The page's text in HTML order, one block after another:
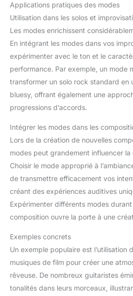
Applications pratiques des modes
Utilisation dans les solos et
Les modes enrichissent
En intégrant les modes dans vos
expérimenter avec le ton et le
performance. Par exemple, un mode
transformer un solo rock standard en
bluesy, offrant également une
progressions d’accords.
Intégrer les modes dans les
Lors de la création de nouvelles
modes peut grandement influencer la
Choisir le mode approprié à
de transmettre efficacement vos
créant des expériences auditives
Expérimenter différents modes
composition ouvre la porte à une
Exemples concrets
Un exemple populaire est l’utilisation
musiques de film pour créer une
rêveuse. De nombreux guitaristes
tonalités dans leurs morceaux,